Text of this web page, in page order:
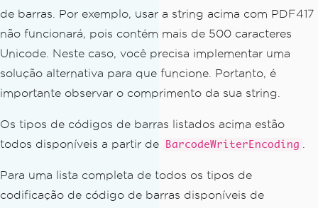
de barras. Por exemplo, usar a string acima com PDF417
não funcionará, pois contém mais de 500 caracteres
Unicode. Neste caso, você precisa implementar uma
solução alternativa para que funcione. Portanto, é
importante observar o comprimento da sua string.
Os tipos de códigos de barras listados acima estão
todos disponíveis a partir de
BarcodeWriterEncoding .
Para uma lista completa de todos os tipos de
codificação de código de barras disponíveis de